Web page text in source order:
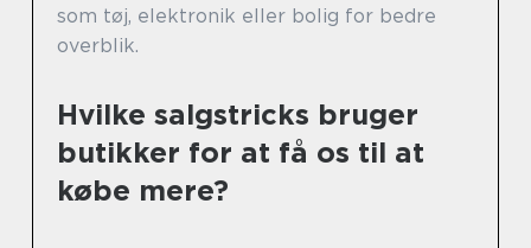
som tøj, elektronik eller bolig for bedre
overblik.
Hvilke salgstricks bruger
butikker for at få os til at
købe mere?